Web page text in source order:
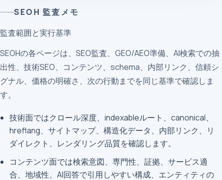
SEOH 監査メモ
監査範囲と実行基準
SEOHの各ページは、SEO監査、GEO/AEO準備、AI検索での抽
出性、技術SEO、コンテンツ、schema、内部リンク、信頼シ
グナル、価格の明確さ、次の行動までを同じ基準で確認しま
す。
技術面ではクロール深度、indexableルート、canonical、
hreflang、サイトマップ、構造化データ、内部リンク、リ
ダイレクト、レンダリング品質を確認します。
コンテンツ面では検索意図、専門性、証拠、サービス適
合、地域性、AI回答で引用しやすい構成、エンティティの